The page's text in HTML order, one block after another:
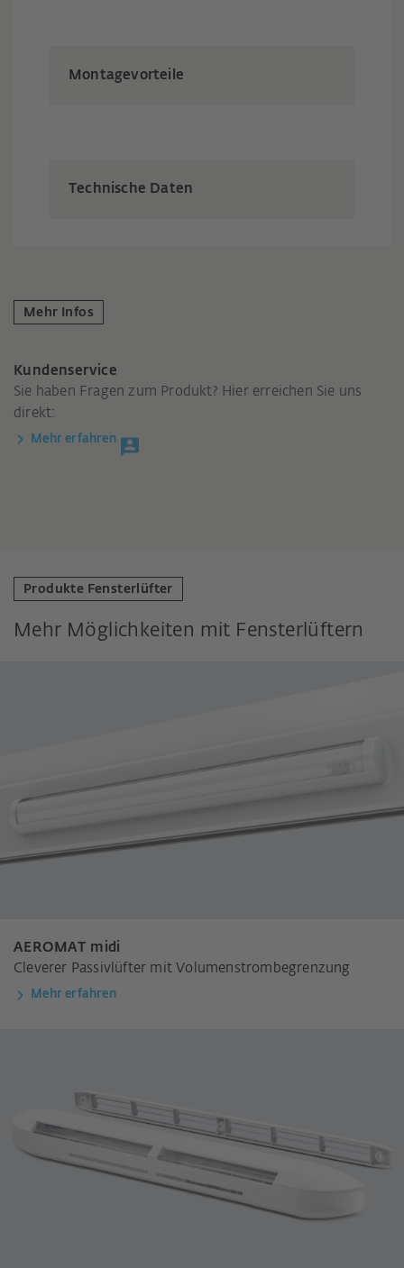
Montagevorteile
Technische Daten
Mehr Infos
Kundenservice
Sie haben Fragen zum Produkt? Hier erreichen Sie uns
direkt:
Mehr erfahren
Produkte Fensterlüfter
Mehr Möglichkeiten mit Fensterlüftern
AEROMAT midi
Cleverer Passivlüfter mit Volumenstrombegrenzung
Mehr erfahren